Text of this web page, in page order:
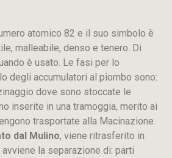
atomico 82 e il suo simbolo è
malleabile, denso e tenero. Di
è usato. Le fasi per lo
degli accumulatori al piombo sono:
dove sono stoccate le
inserite in una tramoggia, merito ai
trasportate alla Macinazione.
dal Mulino, viene ritrasferito in
la separazione di: parti